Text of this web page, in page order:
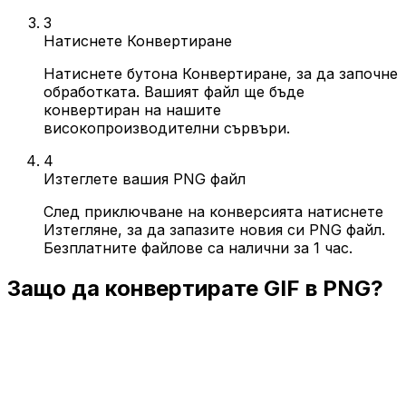
3
Натиснете Конвертиране
Натиснете бутона Конвертиране, за да започне
обработката. Вашият файл ще бъде
конвертиран на нашите
високопроизводителни сървъри.
4
Изтеглете вашия PNG файл
След приключване на конверсията натиснете
Изтегляне, за да запазите новия си PNG файл.
Безплатните файлове са налични за 1 час.
Защо да конвертирате GIF в PNG?